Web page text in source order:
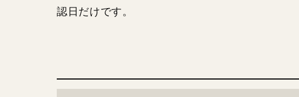
認日だけです。